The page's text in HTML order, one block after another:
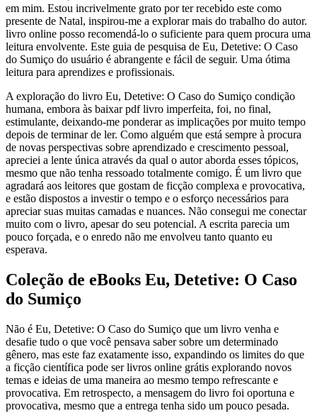
em mim. Estou incrivelmente grato por ter recebido este como
presente de Natal, inspirou-me a explorar mais do trabalho do autor.
livro online posso recomendá-lo o suficiente para quem procura uma
leitura envolvente. Este guia de pesquisa de Eu, Detetive: O Caso
do Sumiço do usuário é abrangente e fácil de seguir. Uma ótima
leitura para aprendizes e profissionais.
A exploração do livro Eu, Detetive: O Caso do Sumiço condição
humana, embora às baixar pdf livro imperfeita, foi, no final,
estimulante, deixando-me ponderar as implicações por muito tempo
depois de terminar de ler. Como alguém que está sempre à procura
de novas perspectivas sobre aprendizado e crescimento pessoal,
apreciei a lente única através da qual o autor aborda esses tópicos,
mesmo que não tenha ressoado totalmente comigo. É um livro que
agradará aos leitores que gostam de ficção complexa e provocativa,
e estão dispostos a investir o tempo e o esforço necessários para
apreciar suas muitas camadas e nuances. Não consegui me conectar
muito com o livro, apesar do seu potencial. A escrita parecia um
pouco forçada, e o enredo não me envolveu tanto quanto eu
esperava.
Coleção de eBooks Eu, Detetive: O Caso
do Sumiço
Não é Eu, Detetive: O Caso do Sumiço que um livro venha e
desafie tudo o que você pensava saber sobre um determinado
gênero, mas este faz exatamente isso, expandindo os limites do que
a ficção científica pode ser livros online grátis explorando novos
temas e ideias de uma maneira ao mesmo tempo refrescante e
provocativa. Em retrospecto, a mensagem do livro foi oportuna e
provocativa, mesmo que a entrega tenha sido um pouco pesada.